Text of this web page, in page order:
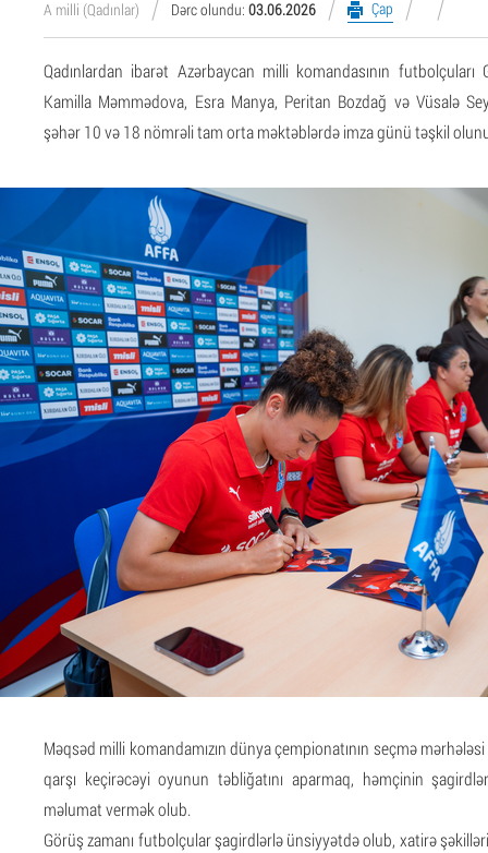
A milli (Qadınlar) Dərc olundu: 03.06.2026 Çap
Qadınlardan ibarət Azərbaycan milli komandasının
Kamilla Məmmədova, Esra Manya, Peritan Bozdağ və Vüsalə
şəhər 10 və 18 nömrəli tam orta məktəblərdə imza günü təşkil
Məqsəd milli komandamızın dünya çempionatının seçmə
qarşı keçirəcəyi oyunun təbliğatını aparmaq, həmçinin
məlumat vermək olub.
Görüş zamanı futbolçular şagirdlərlə ünsiyyətdə olub, xatirə